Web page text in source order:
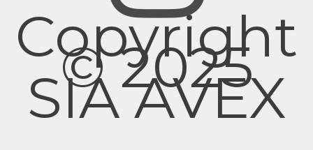
Copyright
© 2025
SIA AVEX